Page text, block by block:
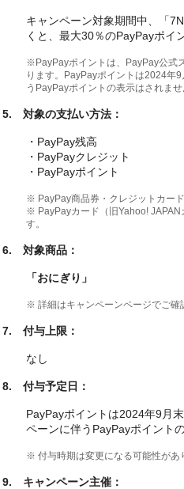
キャンペーン対象期間中、「
くと、最大30％のPayPayポイ
※PayPayポイントは、PayPay公式
ります。PayPayポイントは2024年
うPayPayポイントの表示はされま
5. 対象の支払い方法 ：
・PayPay残高
・PayPayクレジット
・PayPayポイント
※ PayPay商品券・クレジットカー
※ PayPayカード（旧Yahoo! JAPAN
す。
6. 対象商品：
「おにぎり」
※ 詳細はキャンペーンページでご確
7. 付与上限：
なし
8. 付与予定日：
PayPayポイントは2024年9月
ペーンに伴うPayPayポイント
※ 付与時期は変更になる可能性があ
9. キャンペーン主催：